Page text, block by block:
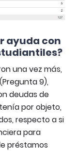
ayuda con
una vez más,
9),
deudas de
por objeto,
respecto a si
para
préstamos